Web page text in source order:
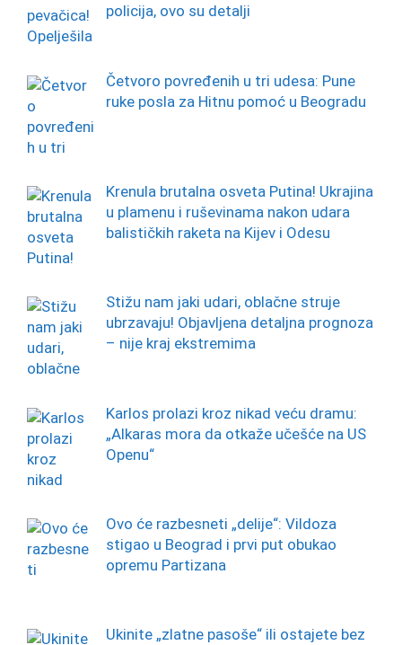
policija, ovo su detalji
Četvoro povređenih u tri udesa: Pune
ruke posla za Hitnu pomoć u Beogradu
Krenula brutalna osveta Putina! Ukrajina
u plamenu i ruševinama nakon udara
balističkih raketa na Kijev i Odesu
Stižu nam jaki udari, oblačne struje
ubrzavaju! Objavljena detaljna prognoza
– nije kraj ekstremima
Karlos prolazi kroz nikad veću dramu:
„Alkaras mora da otkaže učešće na US
Openu“
Ovo će razbesneti „delije“: Vildoza
stigao u Beograd i prvi put obukao
opremu Partizana
Ukinite „zlatne pasoše“ ili ostajete bez